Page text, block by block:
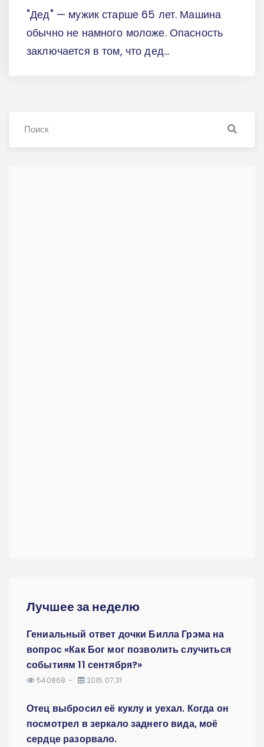
"Дед" — мужик старше 65 лет. Машина
обычно не намного моложе. Опасность
заключается в том, что дед...
Лучшее за неделю
Гениальный ответ дочки Билла Грэма на
вопрос «Как Бог мог позволить случиться
событиям 11 сентября?»
540868 2015.07.31
Отец выбросил её куклу и уехал. Когда он
посмотрел в зеркало заднего вида, моё
сердце разорвало.